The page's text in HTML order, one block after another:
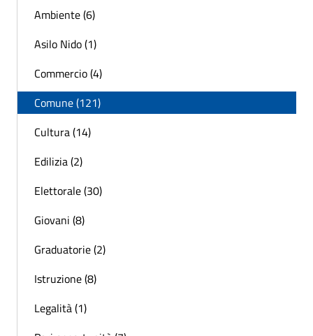
Ambiente (6)
Asilo Nido (1)
Commercio (4)
Comune (121)
Cultura (14)
Edilizia (2)
Elettorale (30)
Giovani (8)
Graduatorie (2)
Istruzione (8)
Legalità (1)